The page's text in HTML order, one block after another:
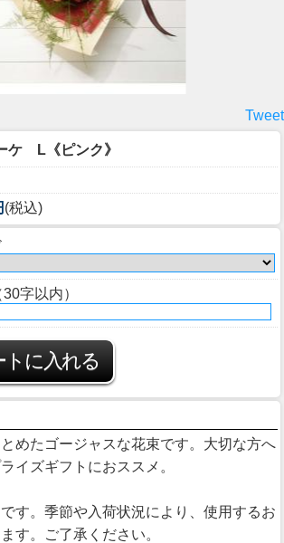
Tweet
ケ L《ピンク》
(税込)
字以内）
めたゴージャスな花束です。大切な方へ
イズギフトにおススメ。
す。季節や入荷状況により、使用するお
す。ご了承ください。